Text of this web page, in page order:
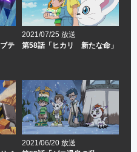
テ
2021/07/25 放送
第58話「ヒカリ 新たな命」
2021/06/20 放送